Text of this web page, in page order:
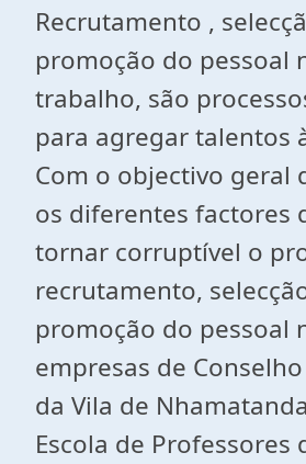
Recrutamento ,
promoção do pessoal
trabalho, são
para agregar talentos
Com o objectivo geral
os diferentes factores
tornar corruptível o
recrutamento,
promoção do pessoal
empresas de
da Vila de
Escola de Professores